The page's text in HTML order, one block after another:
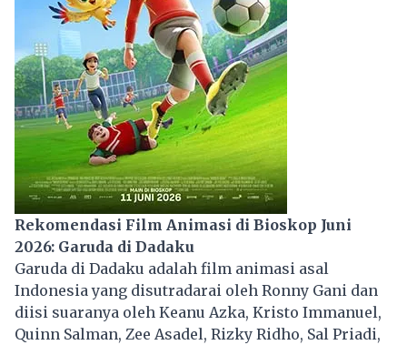
Rekomendasi Film Animasi di Bioskop Juni
2026: Garuda di Dadaku
Garuda di Dadaku adalah film animasi asal
Indonesia yang disutradarai oleh Ronny Gani dan
diisi suaranya oleh Keanu Azka, Kristo Immanuel,
Quinn Salman, Zee Asadel, Rizky Ridho, Sal Priadi,